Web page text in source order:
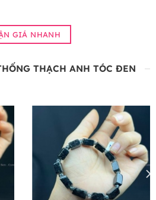
GIÁ NHANH
THẠCH ANH TÓC ĐEN